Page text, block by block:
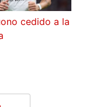
cedido a la